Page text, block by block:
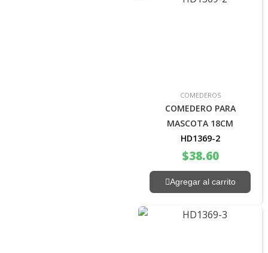
COMEDEROS
COMEDERO PARA
MASCOTA 18CM
HD1369-2
$38.60
Agregar al carrito